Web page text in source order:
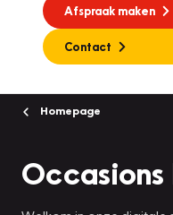
Afspraak maken
Contact
Homepage